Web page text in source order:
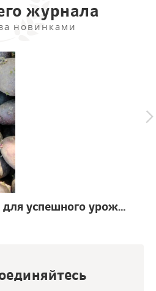
журнала
новинками
Картофель: советы для успешного урожая